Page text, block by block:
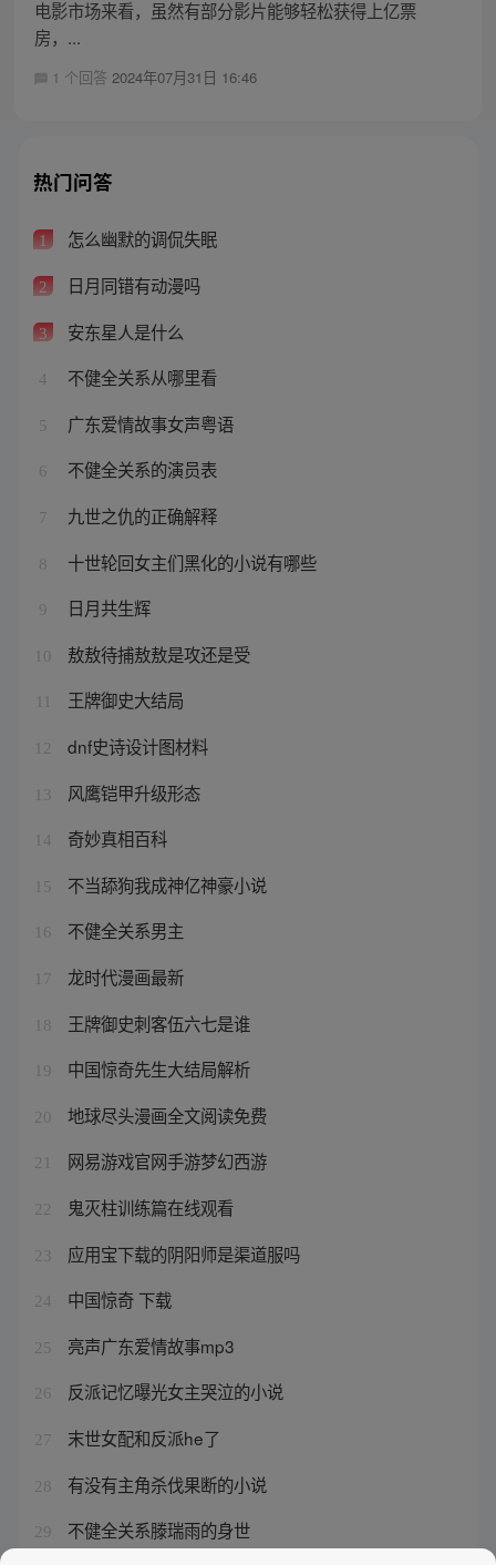
电影市场来看，虽然有部分影片能够轻松获得上亿票
房，...
1 个回答 2024年07月31日 16:46
热门问答
1 怎么幽默的调侃失眠
2 日月同错有动漫吗
3 安东星人是什么
4 不健全关系从哪里看
5 广东爱情故事女声粤语
6 不健全关系的演员表
7 九世之仇的正确解释
8 十世轮回女主们黑化的小说有哪些
9 日月共生辉
10 敖敖待捕敖敖是攻还是受
王牌御史大结局
12 dnf史诗设计图材料
13 风鹰铠甲升级形态
14 奇妙真相百科
15 不当舔狗我成神亿神豪小说
16 不健全关系男主
17 龙时代漫画最新
18 王牌御史刺客伍六七是谁
19 中国惊奇先生大结局解析
20 地球尽头漫画全文阅读免费
21 网易游戏官网手游梦幻西游
22 鬼灭柱训练篇在线观看
23 应用宝下载的阴阳师是渠道服吗
24 中国惊奇 下载
25 亮声广东爱情故事mp3
26 反派记忆曝光女主哭泣的小说
27 末世女配和反派he了
28 有没有主角杀伐果断的小说
29
不健全关系滕瑞雨的身世